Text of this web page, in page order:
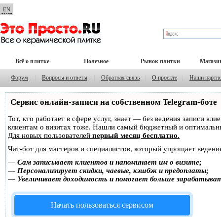
EN
Всё о плитке Полезное Рынок плитки
Форум Вопросы и ответы Обратная связь О проекте Наши
Сервис онлайн-записи на собственном Telegram-боте
Тот, кто работает в сфере услуг, знает — без ведения записи
клиентам о визитах тоже. Нашли самый бюджетный и
Для новых пользователей первый месяц бесплатно.
Чат-бот для мастеров и специалистов, который упрощает
— Сам записывает клиентов и напоминает им о визите;
— Персонализирует скидки, чаевые, кэшбэк и предоплаты;
— Увеличивает доходимость и помогает больше
Начать пользоваться сервисом